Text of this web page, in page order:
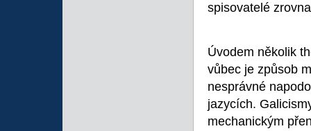
spisovatelé
Úvodem několik
vůbec je způsob
nesprávné
jazycích.
mechanickým